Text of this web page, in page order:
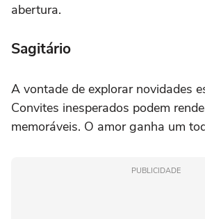
abertura.
Sagitário
A vontade de explorar novidades
Convites inesperados podem
memoráveis. O amor ganha um
PUBLICIDADE